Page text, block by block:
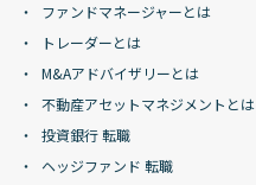
ファンドマネージャーとは
トレーダーとは
M&Aアドバイザリーとは
不動産アセットマネジメントとは
投資銀行 転職
ヘッジファンド 転職